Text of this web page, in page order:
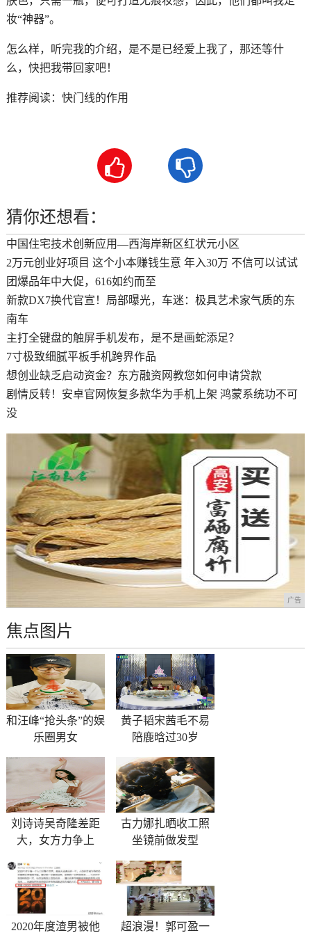
妆“神器”。
怎么样，听完我的介绍，是不是已经爱上我了，那还等什
么，快把我带回家吧！
推荐阅读： 快门线的作用
 
猜你还想看：
中国住宅技术创新应用—西海岸新区红状元小区
2万元创业好项目 这个小本赚钱生意 年入30万 不信可以试试
团爆品年中大促，616如约而至
新款DX7换代官宣！局部曝光，车迷：极具艺术家气质的东
南车
主打全键盘的触屏手机发布，是不是画蛇添足？
7寸极致细腻平板手机跨界作品
想创业缺乏启动资金？东方融资网教您如何申请贷款
剧情反转！安卓官网恢复多款华为手机上架 鸿蒙系统功不可
没
广告
焦点图片
和汪峰“抢头条”的娱
乐圈男女
黄子韬宋茜毛不易
陪鹿晗过30岁
刘诗诗吴奇隆差距
大，女方力争上
古力娜扎晒收工照
坐镜前做发型
2020年度渣男被他
超浪漫！郭可盈一